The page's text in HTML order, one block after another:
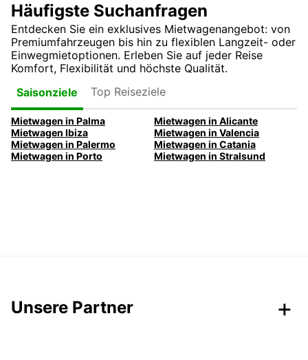
Häufigste Suchanfragen
Entdecken Sie ein exklusives Mietwagenangebot: von
Premiumfahrzeugen bis hin zu flexiblen Langzeit- oder
Einwegmietoptionen. Erleben Sie auf jeder Reise
Komfort, Flexibilität und höchste Qualität.
Saisonziele
Top Reiseziele
Mietwagen in Palma
Mietwagen in Alicante
Mietwagen Ibiza
Mietwagen in Valencia
Mietwagen in Palermo
Mietwagen in Catania
Mietwagen in Porto
Mietwagen in Stralsund
Unsere Partner